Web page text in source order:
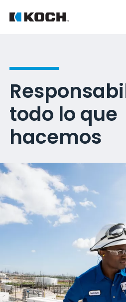
todo lo que
hacemos